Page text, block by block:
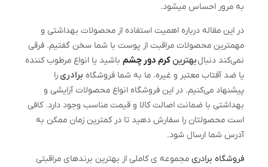
به مرور احساس می­شود.
در این مقاله درباره اهمیت استفاده از محصولات بهداشتی و
مهمترین محصولات مراقبت از پوست با شما سخن گفتیم. فرقی
نمی‌کند دنبالبهترینکرم دور چشم باشید یا انواع مرطوب کننده
یا ضد آفتاب معتبر و غیره. ما به شما فروشگاه برادریرا
پیشنهاد می‌کنیم. در این فروشگاه انواع محصولات آرایشی و
بهداشتی با ضمانت اصالت کالا و قیمت مناسب وجود دارد. کافی
است محصولتان را سفارش دهید تا در کمترین زمان ممکن به
آدرس شما ارسال شود.
فروشگاه برادری مجموعه ی کاملی از بهترین برندهای مراقبتی